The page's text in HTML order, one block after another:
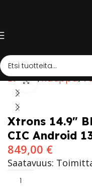
Etusivu Kauppa
Click to
Xtrons 14.9″
CIC Android
849,00 €
Saatavuus: